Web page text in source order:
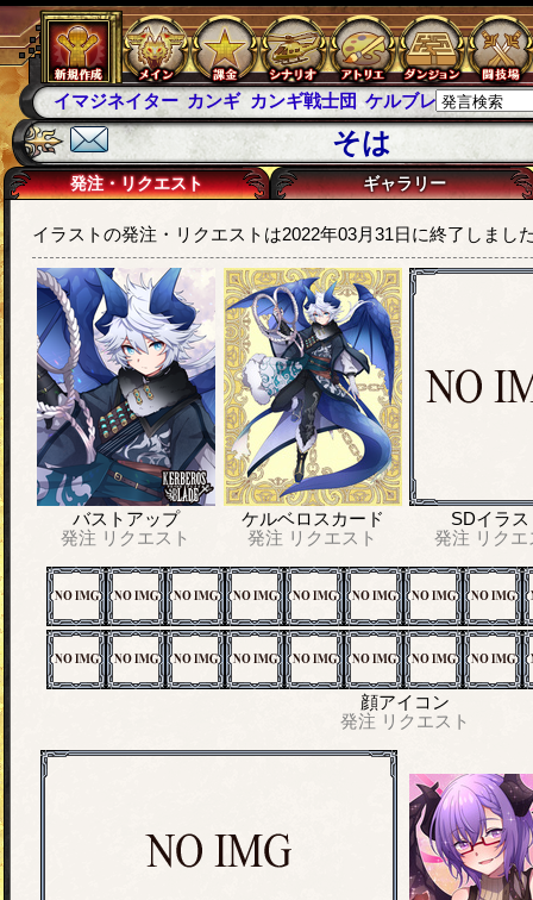
イマジネイター カンギ カンギ戦士団 ケルブレ ケルベロ
そは
発注・リクエスト ギャラリー
イラストの発注・リクエストは2022年03月31日に終了しまし
バストアップ
発注 リクエスト
ケルベロスカード
発注 リクエスト
SDイラス
発注 リク
顔アイコン
発注 リクエスト